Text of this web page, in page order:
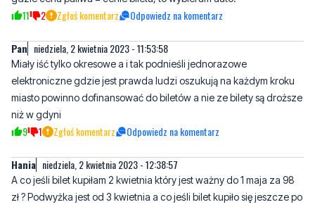
zniechęca do komunikacji zbiorowej. Skoro mam do wyboru
gdzie cena paliwa = cenie biletu, to wybieram auto.
11 2 Zgłoś komentarz Odpowiedz na komentarz
Pan niedziela, 2 kwietnia 2023 - 11:53:58
Miały iść tylko okresowe a i tak podnieśli jednorazowe
elektroniczne gdzie jest prawda ludzi oszukują na każdym kroku
niż w gdyni
9 1 Zgłoś komentarz Odpowiedz na komentarz